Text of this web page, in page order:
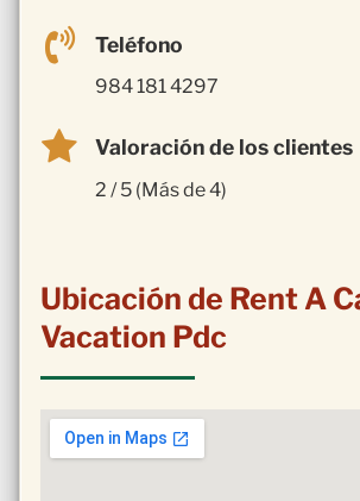
Teléfono
984 181 4297
Valoración de los clientes
2 / 5 (Más de 4)
Ubicación de Rent A
Vacation Pdc